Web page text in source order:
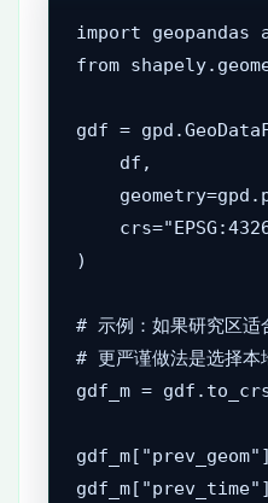
import geopandas
from
gdf =
    df,
)
# 示例：如果研究区
# 更严谨做法是选择本
gdf_m =